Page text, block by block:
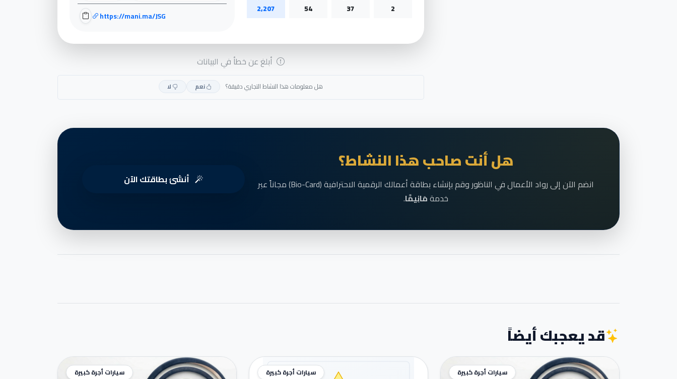
2
37
54
2,207
https://mani.ma/JSG
أبلغ عن خطأ في البيانات
هل معلومات هذا النشاط التجاري دقيقة؟ نعم لا
هل أنت صاحب هذا النشاط؟
انضم الآن إلى رواد الأعمال في الناظور وقم بإنشاء بطاقة أعمالك الرقمية الاحترافية (Bio-Card) مجاناً عبر
خدمةمَانِيمَّا.
أنشئ بطاقتك الآن
قد يعجبك أيضاً
سيارات أجرة كبيرة سيارات أجرة كبيرة سيارات أجرة كبيرة